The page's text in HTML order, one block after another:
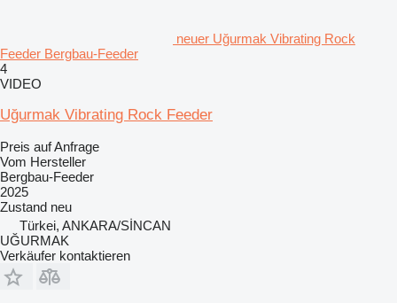
neuer Uğurmak Vibrating Rock
Feeder Bergbau-Feeder
4
VIDEO
Uğurmak Vibrating Rock Feeder
Preis auf Anfrage
Vom Hersteller
Bergbau-Feeder
2025
Zustand neu
Türkei, ANKARA/SİNCAN
UĞURMAK
Verkäufer kontaktieren